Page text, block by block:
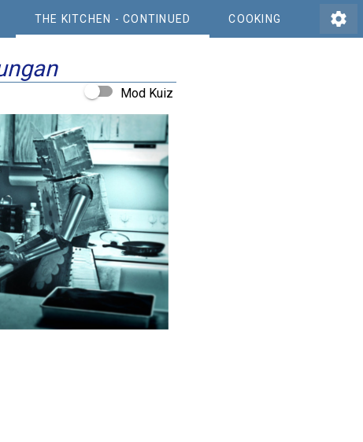
settings
THE KITCHEN - CONTINUED COOKING
Mod Kuiz